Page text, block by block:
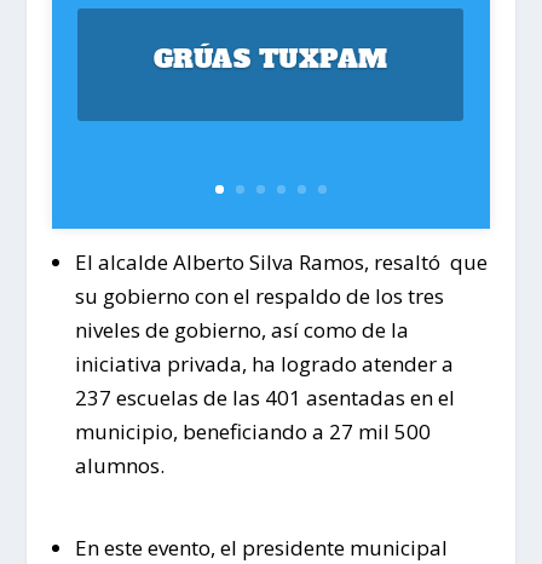
GRÚAS TUXPAM
El alcalde Alberto Silva Ramos, resaltó que
su gobierno con el respaldo de los tres
niveles de gobierno, así como de la
iniciativa privada, ha logrado atender a
237 escuelas de las 401 asentadas en el
municipio, beneficiando a 27 mil 500
alumnos.
En este evento, el presidente municipal